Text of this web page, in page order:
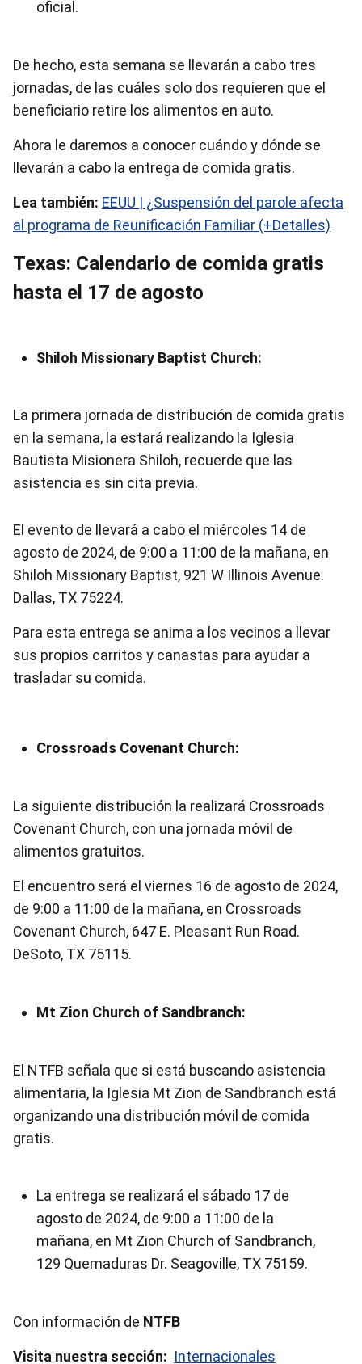
oficial.
De hecho, esta semana se llevarán a cabo tres
jornadas, de las cuáles solo dos requieren que el
beneficiario retire los alimentos en auto.
Ahora le daremos a conocer cuándo y dónde se
llevarán a cabo la entrega de comida gratis.
Lea también: EEUU | ¿Suspensión del parole afecta
al programa de Reunificación Familiar (+Detalles)
Texas: Calendario de comida gratis
hasta el 17 de agosto
Shiloh Missionary Baptist Church:
La primera jornada de distribución de comida gratis
en la semana, la estará realizando la Iglesia
Bautista Misionera Shiloh, recuerde que las
asistencia es sin cita previa.
El evento de llevará a cabo el miércoles 14 de
agosto de 2024, de 9:00 a 11:00 de la mañana, en
Shiloh Missionary Baptist, 921 W Illinois Avenue.
Dallas, TX 75224.
Para esta entrega se anima a los vecinos a llevar
sus propios carritos y canastas para ayudar a
trasladar su comida.
Crossroads Covenant Church:
La siguiente distribución la realizará Crossroads
Covenant Church, con una jornada móvil de
alimentos gratuitos.
El encuentro será el viernes 16 de agosto de 2024,
de 9:00 a 11:00 de la mañana, en Crossroads
Covenant Church, 647 E. Pleasant Run Road.
DeSoto, TX 75115.
Mt Zion Church of Sandbranch:
El NTFB señala que si está buscando asistencia
alimentaria, la Iglesia Mt Zion de Sandbranch está
organizando una distribución móvil de comida
gratis.
La entrega se realizará el sábado 17 de
agosto de 2024, de 9:00 a 11:00 de la
mañana, en Mt Zion Church of Sandbranch,
129 Quemaduras Dr. Seagoville, TX 75159.
Con información de NTFB
Visita nuestra sección: Internacionales